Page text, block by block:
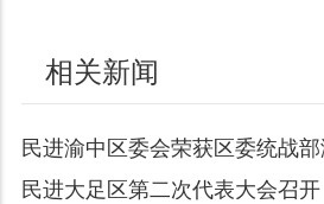
相关新闻
民进渝中区委会荣获区委统战
民进大足区第二次代表大会召开